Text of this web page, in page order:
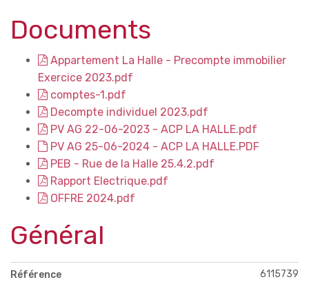
Documents
Appartement La Halle - Precompte immobilier
Exercice 2023.pdf
comptes-1.pdf
Decompte individuel 2023.pdf
PV AG 22-06-2023 - ACP LA HALLE.pdf
PV AG 25-06-2024 - ACP LA HALLE.PDF
PEB - Rue de la Halle 25.4.2.pdf
Rapport Electrique.pdf
OFFRE 2024.pdf
Général
Référence 6115739